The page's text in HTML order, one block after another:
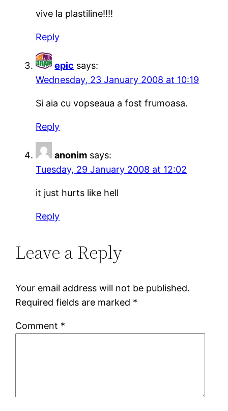
vive la plastiline!!!!
Reply
epic says:
Wednesday, 23 January 2008 at 10:19
Si aia cu vopseaua a fost frumoasa.
Reply
anonim says:
Tuesday, 29 January 2008 at 12:02
it just hurts like hell
Reply
Leave a Reply
Your email address will not be published.
Required fields are marked *
Comment *